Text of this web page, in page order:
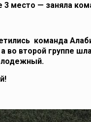
3 место — заняла
команда
во второй группе